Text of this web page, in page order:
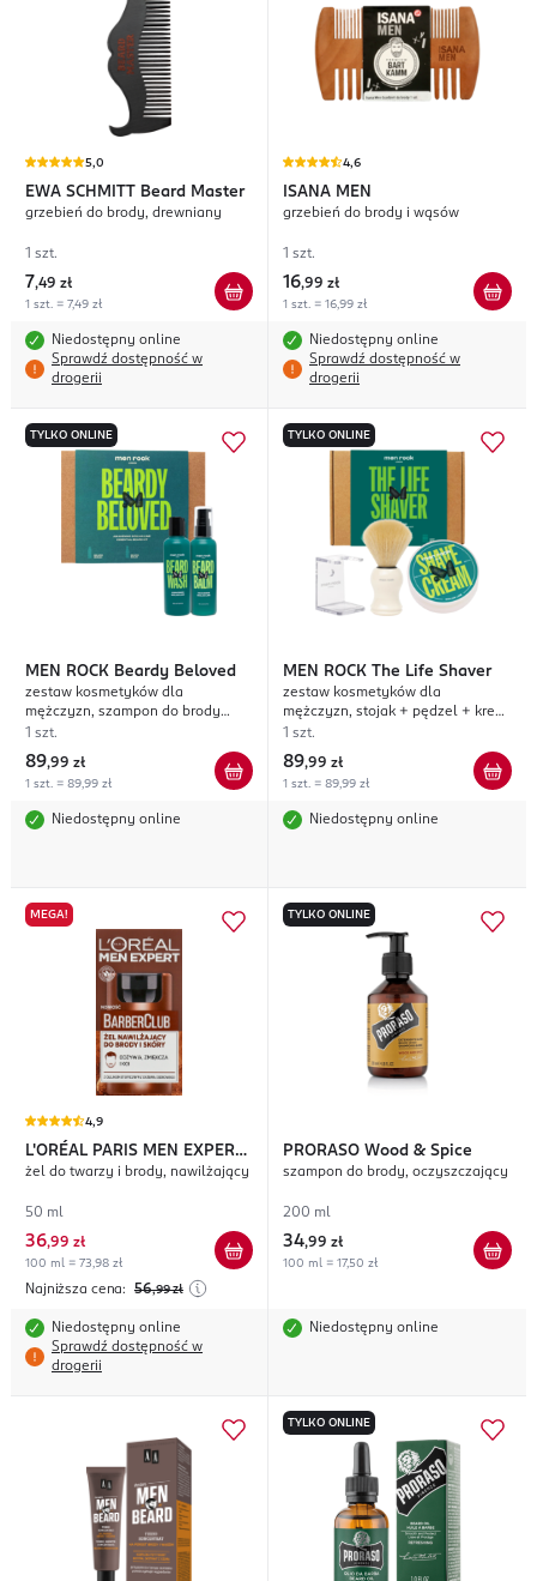
5,0
EWA SCHMITT Beard Master
grzebień do brody, drewniany
1 szt.
7,49 zł
1 szt. = 7,49 zł
Niedostępny online
Sprawdź dostępność w
drogerii
4,6
ISANA MEN
grzebień do brody i wąsów
1 szt.
16,99 zł
1 szt. = 16,99 zł
Niedostępny online
Sprawdź dostępność w
drogerii
TYLKO ONLINE
MEN ROCK Beardy Beloved
zestaw kosmetyków dla
mężczyzn, szampon do brody
100ml + balsam do brody 100ml,
1 szt.
89,99 zł
1 szt. = 89,99 zł
Niedostępny online
TYLKO ONLINE
MEN ROCK The Life Shaver
zestaw kosmetyków dla
mężczyzn, stojak + pędzel + krem
do golenia 100ml, Sicilian Lime
1 szt.
89,99 zł
1 szt. = 89,99 zł
Niedostępny online
MEGA!
4,9
L'ORÉAL PARIS MEN EXPERT
Barber Club
żel do twarzy i brody, nawilżający
50 ml
36,99 zł
100 ml = 73,98 zł
Najniższa cena: 56,99 zł
Niedostępny online
Sprawdź dostępność w
drogerii
TYLKO ONLINE
PRORASO Wood & Spice
szampon do brody, oczyszczający
200 ml
34,99 zł
100 ml = 17,50 zł
Niedostępny online
TYLKO ONLINE